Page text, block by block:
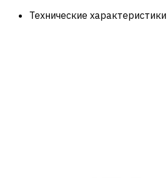
Технические характеристики